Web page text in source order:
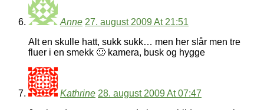
Anne 27. august 2009 At 21:51
Alt en skulle hatt, sukk sukk… men her slår men tre
fluer i en smekk 🙂 kamera, busk og hygge
Kathrine 28. august 2009 At 07:47